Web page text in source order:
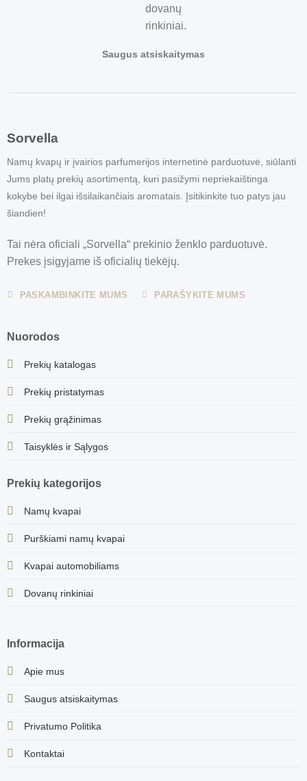
Saugus atsiskaitymas
Sorvella
Namų kvapų ir įvairios parfumerijos internetinė parduotuvė, siūlanti
Jums platų prekių asortimentą, kuri pasižymi nepriekaištinga
kokybe bei ilgai išsilaikančiais aromatais. Įsitikinkite tuo patys jau
šiandien!
Tai nėra oficiali „Sorvella“ prekinio ženklo parduotuvė.
Prekes įsigyjame iš oficialių tiekėjų.
PASKAMBINKITE MUMS PARAŠYKITE MUMS
Nuorodos
Prekių katalogas
Prekių pristatymas
Prekių grąžinimas
Taisyklės ir Sąlygos
Prekių kategorijos
Namų kvapai
Purškiami namų kvapai
Kvapai automobiliams
Dovanų rinkiniai
Informacija
Apie mus
Saugus atsiskaitymas
Privatumo Politika
Kontaktai